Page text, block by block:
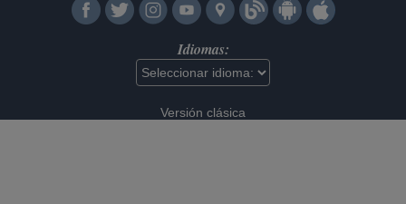
Idiomas:
Versión clásica